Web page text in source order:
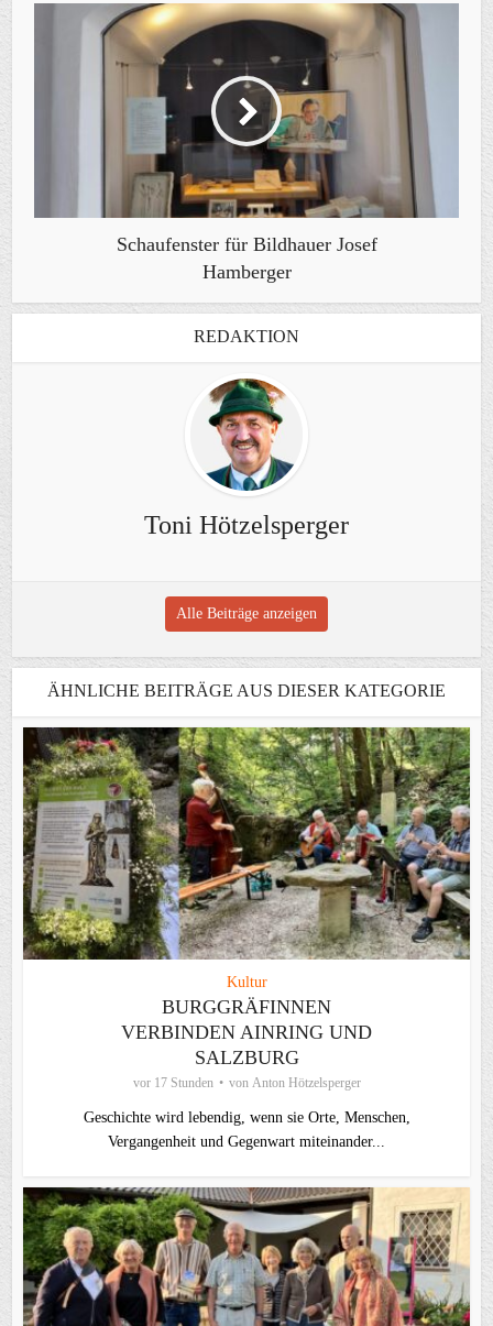
Schaufenster für Bildhauer Josef
Hamberger
REDAKTION
Toni Hötzelsperger
Alle Beiträge anzeigen
ÄHNLICHE BEITRÄGE AUS DIESER KATEGORIE
Kultur
BURGGRÄFINNEN
VERBINDEN AINRING UND
SALZBURG
vor 17 Stunden von Anton Hötzelsperger
Geschichte wird lebendig, wenn sie Orte, Menschen,
Vergangenheit und Gegenwart miteinander...